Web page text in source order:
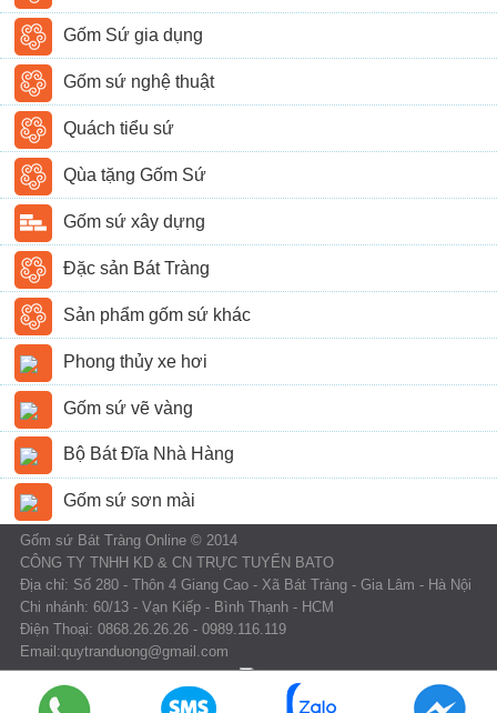
Gốm Sứ gia dụng
Gốm sứ nghệ thuật
Quách tiểu sứ
Qùa tặng Gốm Sứ
Gốm sứ xây dựng
Đặc sản Bát Tràng
Sản phẩm gốm sứ khác
Phong thủy xe hơi
Gốm sứ vẽ vàng
Bộ Bát Đĩa Nhà Hàng
Gốm sứ sơn mài
Gốm sứ Bát Tràng Online © 2014
CÔNG TY TNHH KD & CN TRỰC TUYẾN BATO
Địa chỉ: Số 280 - Thôn 4 Giang Cao - Xã Bát Tràng - Gia Lâm - Hà Nội
Chi nhánh: 60/13 - Vạn Kiếp - Bình Thạnh - HCM
Điện Thoại: 0868.26.26.26 - 0989.116.119
Email:quytranduong@gmail.com